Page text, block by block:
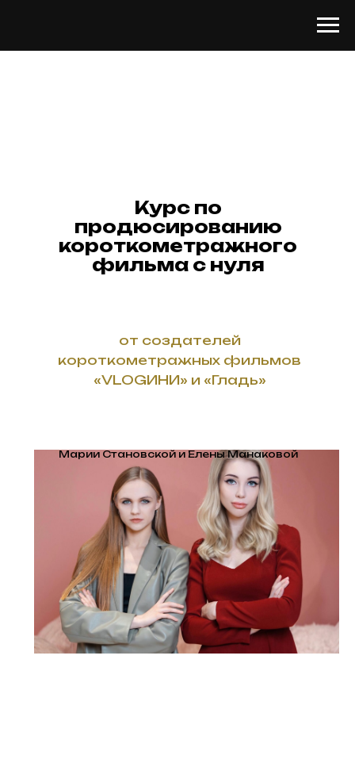
Курс по
продюсированию
короткометражного
фильма с нуля
от создателей
короткометражных фильмов
«VLOGИНИ» и «Гладь»
Марии Становской и Елены Манаковой